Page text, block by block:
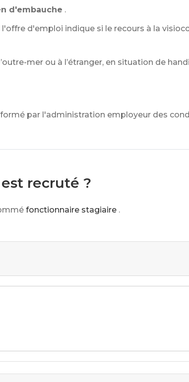
d'embauche .
l'offre d'emploi indique si le recours à la
mer ou à l’étranger, en situation de
par l'administration employeur des
recruté ?
fonctionnaire stagiaire .